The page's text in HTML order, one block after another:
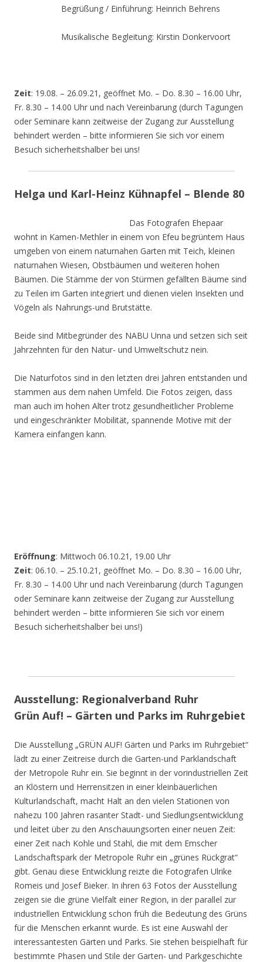
Begrüßung / Einführung: Heinrich Behrens
Musikalische Begleitung: Kirstin Donkervoort
Zeit: 19.08. – 26.09.21, geöffnet Mo. – Do. 8.30 – 16.00 Uhr,
Fr. 8.30 – 14.00 Uhr und nach Vereinbarung (durch Tagungen
oder Seminare kann zeitweise der Zugang zur Ausstellung
behindert werden – bitte informieren Sie sich vor einem
Besuch sicherheitshalber bei uns!
Helga und Karl-Heinz Kühnapfel – Blende 80
Das Fotografen Ehepaar
wohnt in Kamen-Methler in einem von Efeu begrüntem Haus
umgeben von einem naturnahen Garten mit Teich, kleinen
naturnahen Wiesen, Obstbäumen und weiteren hohen
Bäumen. Die Stämme der von Stürmen gefällten Bäume sind
zu Teilen im Garten integriert und dienen vielen Insekten und
Vögeln als Nahrungs-und Brutstätte.
Beide sind Mitbegründer des NABU Unna und setzen sich seit
Jahrzehnten für den Natur- und Umweltschutz nein.
Die Naturfotos sind in den letzten drei Jahren entstanden und
stammen aus dem nahen Umfeld. Die Fotos zeigen, dass
man auch im hohen Alter trotz gesundheitlicher Probleme
und eingeschränkter Mobilität, spannende Motive mit der
Kamera einfangen kann.
Eröffnung: Mittwoch 06.10.21, 19.00 Uhr
Zeit: 06.10. – 25.10.21, geöffnet Mo. – Do. 8.30 – 16.00 Uhr,
Fr. 8.30 – 14.00 Uhr und nach Vereinbarung (durch Tagungen
oder Seminare kann zeitweise der Zugang zur Ausstellung
behindert werden – bitte informieren Sie sich vor einem
Besuch sicherheitshalber bei uns!)
Ausstellung: Regionalverband Ruhr
Grün Auf! – Gärten und Parks im Ruhrgebiet
Die Ausstellung „GRÜN AUF! Gärten und Parks im Ruhrgebiet“
lädt zu einer Zeitreise durch die Garten-und Parklandschaft
der Metropole Ruhr ein. Sie beginnt in der vorindustriellen Zeit
an Klöstern und Herrensitzen in einer kleinbäuerlichen
Kulturlandschaft, macht Halt an den vielen Stationen von
nahezu 100 Jahren rasanter Stadt- und Siedlungsentwicklung
und leitet über zu den Anschauungsorten einer neuen Zeit:
einer Zeit nach Kohle und Stahl, die mit dem Emscher
Landschaftspark der Metropole Ruhr ein „grünes Rückgrat“
gibt. Genau diese Entwicklung reizte die Fotografen Ulrike
Romeis und Josef Bieker. In ihren 63 Fotos der Ausstellung
zeigen sie die grüne Vielfalt einer Region, in der parallel zur
industriellen Entwicklung schon früh die Bedeutung des Grüns
für die Menschen erkannt wurde. Es ist eine Auswahl der
interessantesten Gärten und Parks. Sie stehen beispielhaft für
bestimmte Phasen und Stile der Garten- und Parkgeschichte